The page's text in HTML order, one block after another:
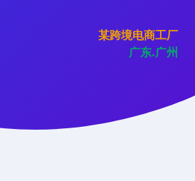
某跨境电商工厂
广东.广州